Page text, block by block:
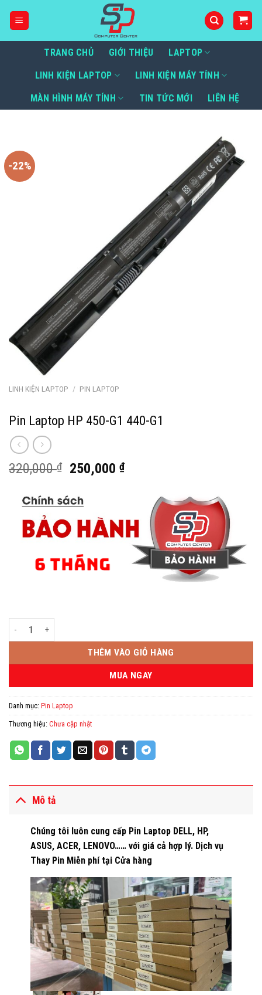
TRANG CHỦ GIỚI THIỆU LAPTOP
LINH KIỆN LAPTOP LINH KIỆN MÁY TÍNH
MÀN HÌNH MÁY TÍNH TIN TỨC MỚI LIÊN HỆ
-22%
LINH KIỆN LAPTOP / PIN LAPTOP
Pin Laptop HP 450-G1 440-G1
320,000₫
Giá
là:
320,000 ₫.
250,000₫Giá
250,000 ₫.
Pin Laptop HP 450-G1 440-G1 số lượng
THÊM VÀO GIỎ HÀNG
MUA NGAY
Danh mục: Pin Laptop
Thương hiệu: Chưa cập nhật
Mô tả
Chúng tôi luôn cung cấp Pin Laptop DELL, HP,
ASUS, ACER, LENOVO…… với giá cả hợp lý. Dịch vụ
Thay Pin Miễn phí tại Cửa hàng